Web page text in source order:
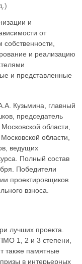
и
от
и реализацию
и представленные
Кузьмина, главный
председатель
области,
области,
ведущих
Полный состав
Победители
проектировщиков
взноса.
лучших проекта.
1, 2 и 3 степени,
также памятные
в интерьерных